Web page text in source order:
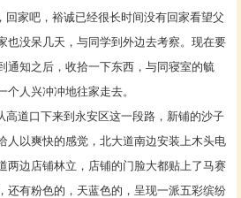
家吧，裕诚已经很长时间没有回家看望父
也没呆几天，与同学到外边去考察。现在要
通知之后，收拾一下东西，与同寝室的毓
人兴冲冲地往家走去。
道口下来到永安区这一段路，新铺的沙子
人以爽快的感觉，北大道南边安装上木头电
两边店铺林立，店铺的门脸大都贴上了马赛
还有粉色的，天蓝色的，呈现一派五彩缤纷